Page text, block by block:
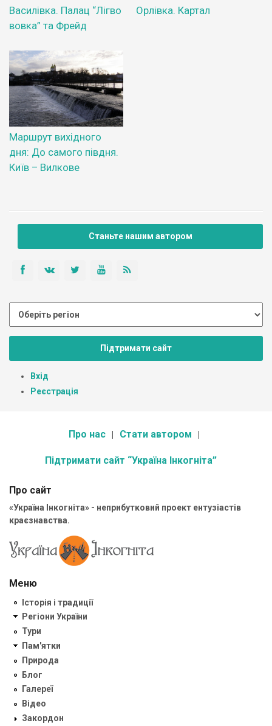
Василівка. Палац “Лігво
вовка” та Фрейд
Орлівка. Картал
Маршрут вихідного
дня: До самого півдня.
Київ – Вилкове
Станьте нашим автором
Підтримати сайт
Вхід
Реєстрація
Про нас Стати автором
Підтримати сайт “Україна Інкогніта”
Про сайт
«Україна Інкогніта» - неприбутковий проект ентузіастів
краєзнавства.
Меню
Історія і традиції
Регіони України
Тури
Пам'ятки
Природа
Блог
Галереї
Відео
Закордон